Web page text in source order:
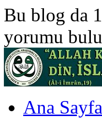
Bu blog da
yorumu
Ana Sayfa